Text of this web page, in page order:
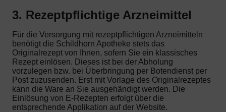
3. Rezeptpflichtige Arzneimittel
Für die Versorgung mit rezeptpflichtigen Arzneimitteln
benötigt die Schildhorn Apotheke stets das
Originalrezept von Ihnen, sofern Sie ein klassisches
Rezept einlösen. Dieses ist bei der Abholung
vorzulegen bzw. bei Überbringung per Botendienst per
Post zuzusenden. Erst mit Vorlage des Originalrezeptes
kann die Ware an Sie ausgehändigt werden. Die
Einlösung von E-Rezepten erfolgt über die
entsprechende Applikation auf der Website.